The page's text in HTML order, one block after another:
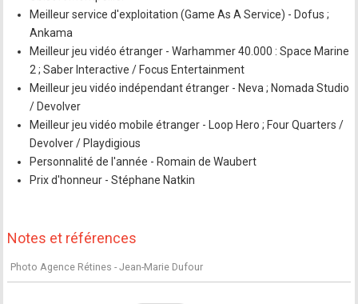
Meilleur service d'exploitation (Game As A Service) - Dofus ;
Ankama
Meilleur jeu vidéo étranger - Warhammer 40.000 : Space Marine
2 ; Saber Interactive / Focus Entertainment
Meilleur jeu vidéo indépendant étranger - Neva ; Nomada Studio
/ Devolver
Meilleur jeu vidéo mobile étranger - Loop Hero ; Four Quarters /
Devolver / Playdigious
Personnalité de l'année - Romain de Waubert
Prix d'honneur - Stéphane Natkin
Notes et références
Photo Agence Rétines - Jean-Marie Dufour